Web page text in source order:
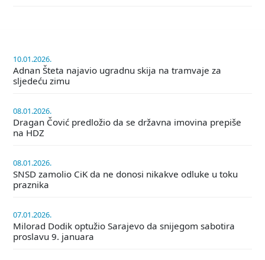
10.01.2026.
Adnan Šteta najavio ugradnu skija na tramvaje za
sljedeću zimu
08.01.2026.
Dragan Čović predložio da se državna imovina prepiše
na HDZ
08.01.2026.
SNSD zamolio CiK da ne donosi nikakve odluke u toku
praznika
07.01.2026.
Milorad Dodik optužio Sarajevo da snijegom sabotira
proslavu 9. januara